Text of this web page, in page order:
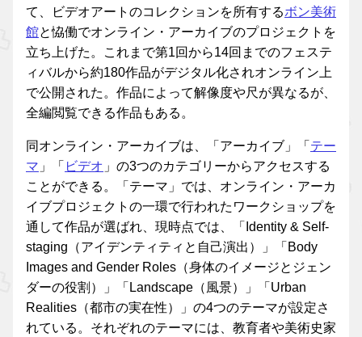
て、ビデオアートのコレクションを所有するボン美術
館と恊働でオンライン・アーカイブのプロジェクトを
立ち上げた。これまで第1回から14回までのフェステ
ィバルから約180作品がデジタル化されオンライン上
で公開された。作品によって解像度や尺が異なるが、
全編閲覧できる作品もある。
同オンライン・アーカイブは、「アーカイブ」「 テー
マ 」「 ビデオ 」の3つのカテゴリーからアクセスする
ことができる。「テーマ」では、オンライン・アーカ
イブプロジェクトの一環で行われたワークショップを
通して作品が選ばれ、現時点では、「Identity & Self-
staging（アイデンティティと自己演出）」「Body
Images and Gender Roles（身体のイメージとジェン
ダーの役割）」「Landscape（風景）」「Urban
Realities（都市の実在性）」の4つのテーマが設定さ
れている。それぞれのテーマには、教育者や美術史家